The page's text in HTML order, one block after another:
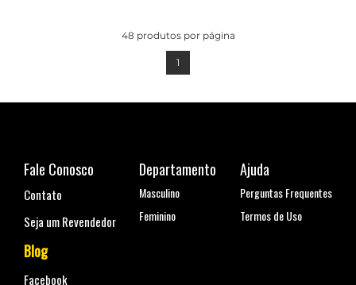
48 produtos por página
1
Fale Conosco
Contato
Seja um Revendedor
Blog
Facebook
Departamento
Masculino
Feminino
Ajuda
Perguntas Frequentes
Termos de Uso